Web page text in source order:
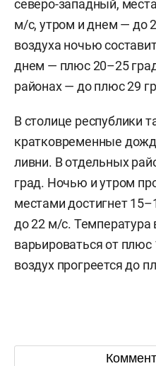
северо-западный,
м/c, утром и днем — до
воздуха ночью
днем — плюс 20–25
районах — до плюс 29
В столице республики
кратковременные
ливни. В отдельных
град. Ночью и утром
местами достигнет
до 22 м/с. Температура
варьироваться от
воздух прогреется до